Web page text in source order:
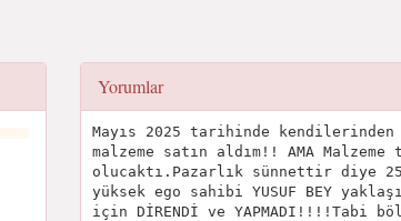
Yorumlar
Mayıs 2025 tarihinde kendilerinden
malzeme satın aldım!! AMA
olucaktı.Pazarlık sünnettir diye
yüksek ego sahibi YUSUF BEY
için DİRENDİ ve YAPMADI!!!!Tabi